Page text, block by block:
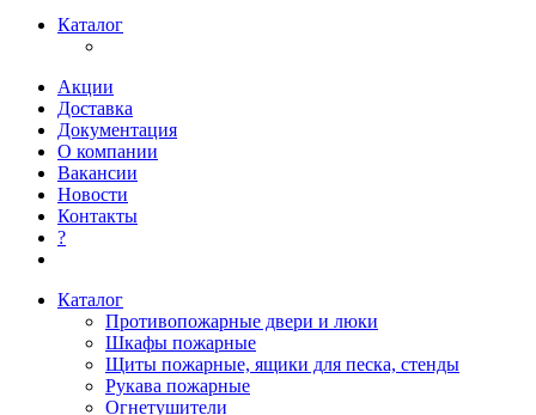
Каталог
Акции
Доставка
Документация
О компании
Вакансии
Новости
Контакты
?
Каталог
Противопожарные двери и люки
Шкафы пожарные
Щиты пожарные, ящики для песка, стенды
Рукава пожарные
Огнетушители